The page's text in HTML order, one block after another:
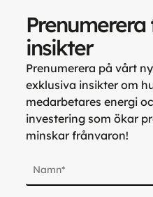
insikter
Prenumerera på vårt
exklusiva insikter om
medarbetares energi
investering som ökar
minskar frånvaron!